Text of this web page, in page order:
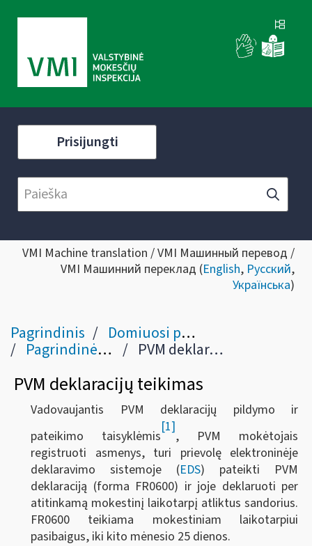
Prisijungti
VMI Machine translation / VMI Машинный перевод /
VMI Машинний переклад (English, Русский,
Українська)
Pagrindinis Domiuosi pridėtinės vertės mokesčiu - PVM
Pagrindinės prievolės tapus PVM mokėtoju PVM deklaracijų teikimas
PVM deklaracijų teikimas
Vadovaujantis PVM deklaracijų pildymo ir
pateikimo taisyklėmis
[1]
, PVM mokėtojais
registruoti asmenys, turi prievolę elektroninėje
deklaravimo sistemoje (EDS) pateikti PVM
deklaraciją (forma FR0600) ir joje deklaruoti per
atitinkamą mokestinį laikotarpį atliktus sandorius.
FR0600 teikiama mokestiniam laikotarpiui
pasibaigus, iki kito mėnesio 25 dienos.